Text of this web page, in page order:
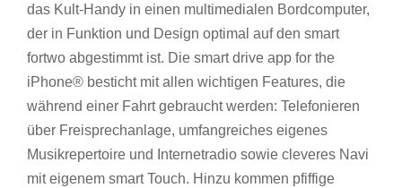
das Kult-Handy in einen multimedialen Bordcomputer,
der in Funktion und Design optimal auf den smart
fortwo abgestimmt ist. Die smart drive app for the
iPhone® besticht mit allen wichtigen Features, die
während einer Fahrt gebraucht werden: Telefonieren
über Freisprechanlage, umfangreiches eigenes
Musikrepertoire und Internetradio sowie cleveres Navi
mit eigenem smart Touch. Hinzu kommen pfiffige